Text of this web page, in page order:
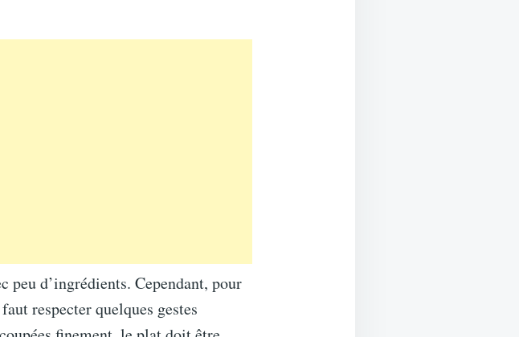
peu d’ingrédients. Cependant, pour
respecter quelques gestes